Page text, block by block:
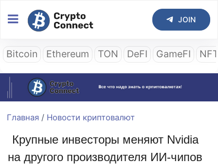
JOIN
Bitcoin Ethereum TON DeFI GameFI
Главная / Новости криптовалют
Крупные инвесторы меняют Nvidia
на другого производителя ИИ-чипов